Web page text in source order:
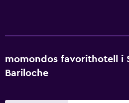
momondos favorithotell i
Bariloche